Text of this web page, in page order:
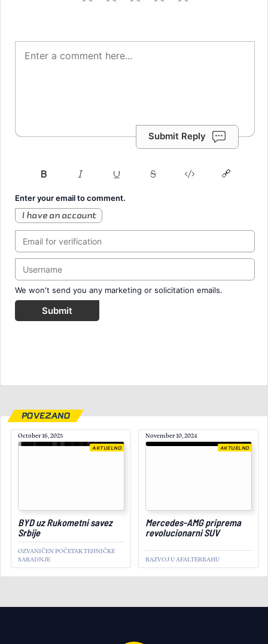
Submit Reply
Enter your email to comment.
I have an account
We won't send you any marketing or solicitation emails.
Submit
POVEZANO
October 16, 2025
BYD uz Rukometni savez
Srbije
OZVANIČEN POČETAK TEHNIČKE
SARADNJE
AKTUELNO
November 10, 2024
Mercedes-AMG priprema
revolucionarni SUV
RAZVOJ U AFALTERBAHU
AKTUELNO